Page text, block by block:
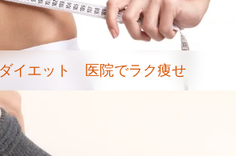
イエット 医院でラク痩せ